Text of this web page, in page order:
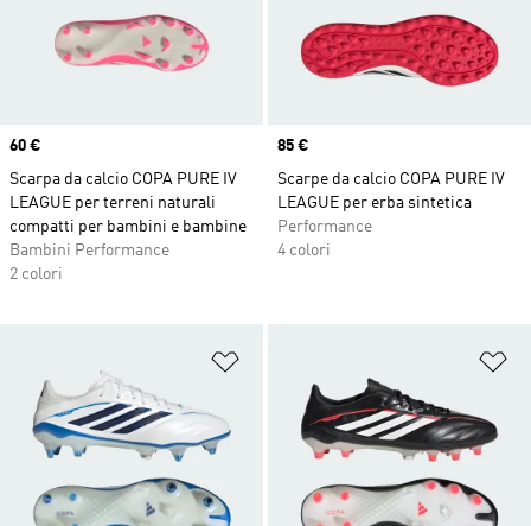
Price
60 €
Scarpa da calcio COPA PURE IV
LEAGUE per terreni naturali
compatti per bambini e bambine
Bambini Performance
2 colori
Price
85 €
Scarpe da calcio COPA PURE IV
LEAGUE per erba sintetica
Performance
4 colori
Aggiungi alla lista dei desideri